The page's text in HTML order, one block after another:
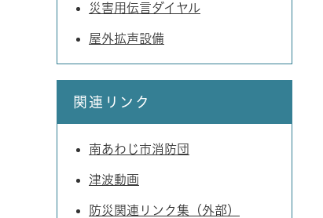
災害用伝言ダイヤル
屋外拡声設備
関連リンク
南あわじ市消防団
津波動画
防災関連リンク集（外部）